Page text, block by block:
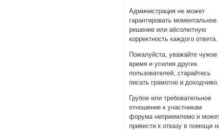
Администрация не может
гарантировать моментальное
решение или абсолютную
корректность каждого ответа.
Пожалуйста, уважайте чужое
время и усилия других
пользователей, старайтесь
писать грамотно и доходчиво.
Грубое или требовательное
отношение к участникам
форума неприемлемо и
привести к отказу в помощи